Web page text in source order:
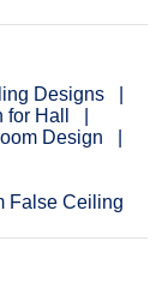
Designs
Hall
Design
False Ceiling